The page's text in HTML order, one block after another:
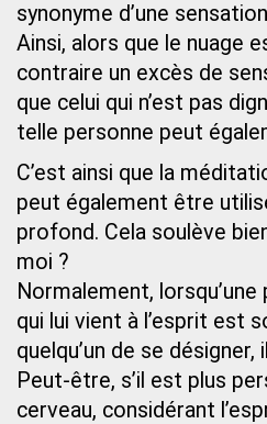
synonyme d’une
Ainsi, alors que le nuage
contraire un excès de
que celui qui n’est pas
telle personne peut
C’est ainsi que la
peut également être
profond. Cela soulève
moi ?
Normalement,
qui lui vient à l’esprit est
quelqu’un de se
Peut-être, s’il est plus
cerveau, considérant